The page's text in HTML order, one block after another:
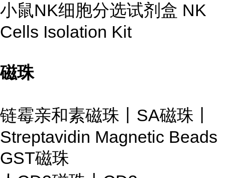
小鼠NK细胞分选试剂盒 NK
Cells Isolation Kit
磁珠
链霉亲和素磁珠丨SA磁珠丨
Streptavidin Magnetic Beads
GST磁珠